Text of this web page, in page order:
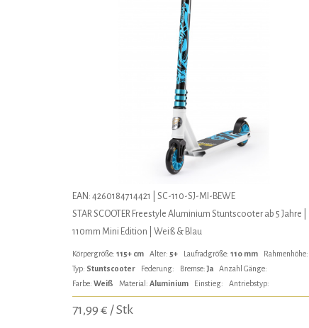
EAN: 4260184714421 | SC-110-SJ-MI-BEWE
STAR SCOOTER Freestyle Aluminium Stuntscooter ab 5 Jahre |
110mm Mini Edition | Weiß & Blau
Körpergröße: 115+ cm Alter: 5+ Laufradgröße: 110 mm
Rahmenhöhe:
Typ: Stuntscooter Federung: Bremse:Ja
Anzahl Gänge:
Farbe: Weiß Material: Aluminium Einstieg: Antriebstyp:
71,99 € / Stk